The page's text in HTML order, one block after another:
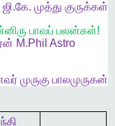
ஜி.கே. முத்து குருக்கள்
பாவப் பலன்கள்!
M.Phil Astro
முருகு பாலமுருகன்